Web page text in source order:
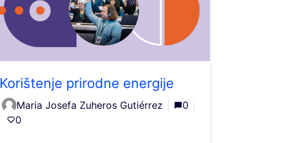
Korištenje prirodne energije
Maria Josefa Zuheros Gutiérrez
0
0